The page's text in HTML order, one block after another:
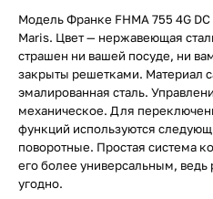
Модель Франке FHMA 755 4G
Maris. Цвет — нержавеющая
страшен ни вашей посуде, ни
закрыты решетками. Материал
эмалированная сталь.
механическое. Для
функций используются
поворотные. Простая система
его более универсальным, ведь
угодно.